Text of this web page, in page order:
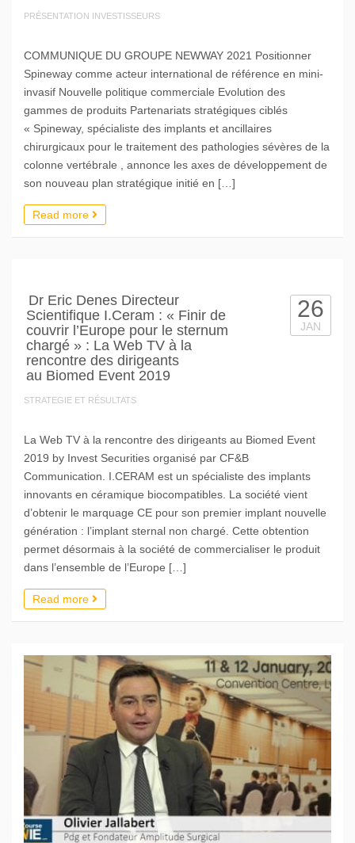
PRÉSENTATION INVESTISSEURS
COMMUNIQUE DU GROUPE NEWWAY 2021 Positionner
Spineway comme acteur international de référence en mini-
invasif Nouvelle politique commerciale Evolution des
gammes de produits Partenariats stratégiques ciblés
« Spineway, spécialiste des implants et ancillaires
chirurgicaux pour le traitement des pathologies sévères de la
colonne vertébrale , annonce les axes de développement de
son nouveau plan stratégique initié en […]
Read more
Dr Eric Denes Directeur
Scientifique I.Ceram : « Finir de
couvrir l’Europe pour le sternum
chargé » : La Web TV à la
rencontre des dirigeants
au Biomed Event 2019
STRATEGIE ET RÉSULTATS
26
JAN
La Web TV à la rencontre des dirigeants au Biomed Event
2019 by Invest Securities organisé par CF&B
Communication. I.CERAM est un spécialiste des implants
innovants en céramique biocompatibles. La société vient
d’obtenir le marquage CE pour son premier implant nouvelle
génération : l’implant sternal non chargé. Cette obtention
permet désormais à la société de commercialiser le produit
dans l’ensemble de l’Europe […]
Read more